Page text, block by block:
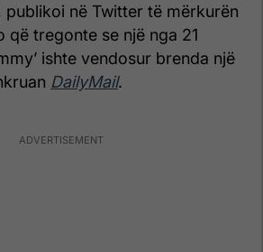
publikoi në Twitter të mërkurën
që tregonte se një nga 21
ishte vendosur brenda një
DailyMail.